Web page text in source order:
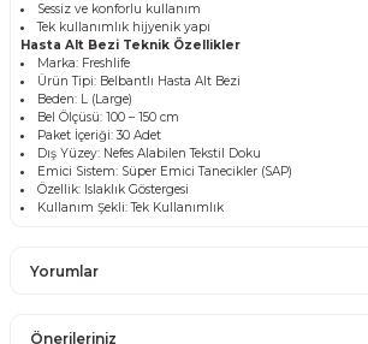
Sessiz ve konforlu kullanım
Tek kullanımlık hijyenik yapı
Hasta Alt Bezi Teknik Özellikler
Marka: Freshlife
Ürün Tipi: Belbantlı Hasta Alt Bezi
Beden: L (Large)
Bel Ölçüsü: 100 – 150 cm
Paket İçeriği: 30 Adet
Dış Yüzey: Nefes Alabilen Tekstil Doku
Emici Sistem: Süper Emici Tanecikler (SAP)
Özellik: Islaklık Göstergesi
Kullanım Şekli: Tek Kullanımlık
Yorumlar
Önerileriniz